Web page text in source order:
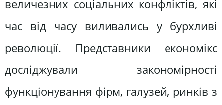
величезних соціальних конфліктів, які
час від часу виливались у бурхливі
революції. Представники економікс
досліджували закономірності
функціонування фірм, галузей, ринків з